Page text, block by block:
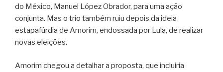
do México, Manuel López Obrador, para uma ação
conjunta. Mas o trio também ruiu depois da ideia
estapafúrdia de Amorim, endossada por Lula, de realizar
novas eleições.
Amorim chegou a detalhar a proposta, que incluiria